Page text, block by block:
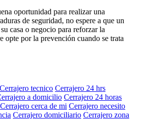
oportunidad para realizar una
de seguridad, no espere a que un
casa o negocio para reforzar la
opte por la prevención cuando se trata
Cerrajero tecnico Cerrajero 24 hrs
a domicilio Cerrajero 24 horas
Cerrajero cerca de mi Cerrajero necesito
Cerrajero domiciliario Cerrajero zona